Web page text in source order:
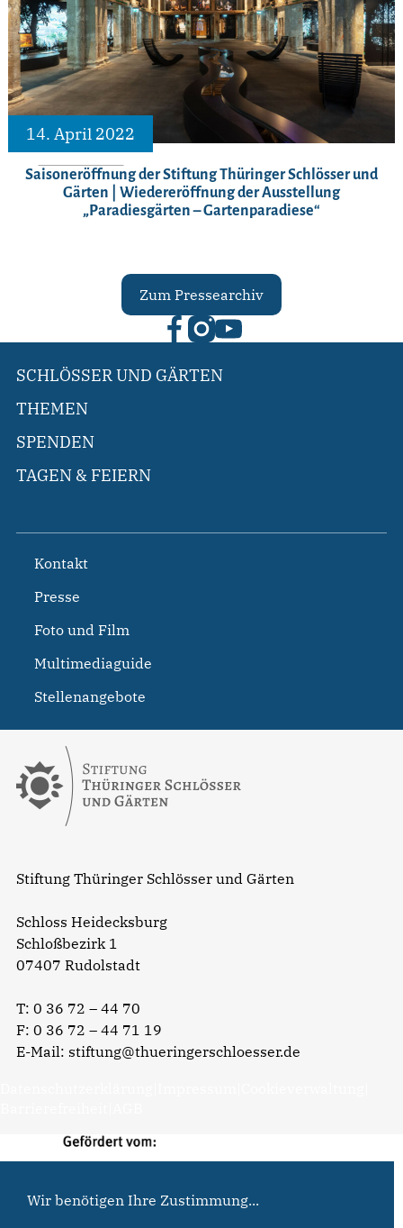
14. April 2022
Saisoneröffnung der Stiftung Thüringer Schlösser und
Gärten | Wiedereröffnung der Ausstellung
„Paradiesgärten – Gartenparadiese“
Zum Pressearchiv
Stiftung Thüringer Schlösser und Gärten
Schloss Heidecksburg
Schloßbezirk 1
07407 Rudolstadt
T: 0 36 72 – 44 70
F: 0 36 72 – 44 71 19
E-Mail: stiftung@thueringerschloesser.de
SCHLÖSSER UND GÄRTEN
THEMEN
SPENDEN
TAGEN & FEIERN
Kontakt
Presse
Foto und Film
Multimediaguide
Stellenangebote
Wir benötigen Ihre Zustimmung...